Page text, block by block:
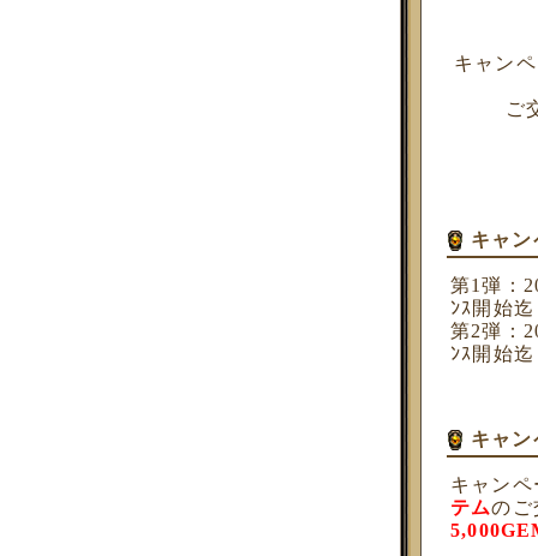
キャン
ご
キャ
第1弾：
ﾝｽ開始迄
第2弾：
ﾝｽ開始迄
キャ
キャン
テムのご